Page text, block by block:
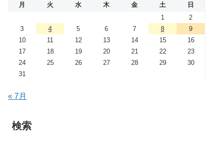
月 火 水 木 金 土
日
1
2
3
4 5 6 7 8
9
10
11 12 13 14 15
16
17
18 19 20 21 22
23
24
25 26 27 28 29
30
31
« 7月
検索